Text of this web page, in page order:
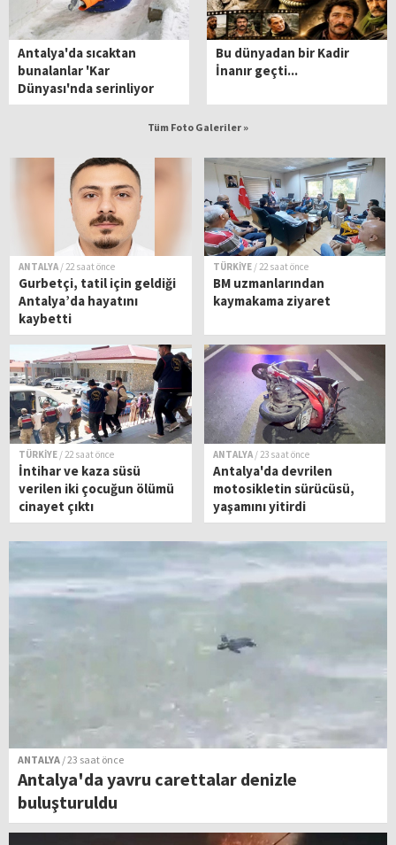
Antalya'da sıcaktan
bunalanlar 'Kar
Dünyası'nda serinliyor
Bu dünyadan bir Kadir
İnanır geçti...
Tüm Foto Galeriler »
ANTALYA / 22 saat önce
Gurbetçi, tatil için geldiği
Antalya’da hayatını
kaybetti
TÜRKİYE / 22 saat önce
BM uzmanlarından
kaymakama ziyaret
TÜRKİYE / 22 saat önce
İntihar ve kaza süsü
verilen iki çocuğun ölümü
cinayet çıktı
ANTALYA / 23 saat önce
Antalya'da devrilen
motosikletin sürücüsü,
yaşamını yitirdi
ANTALYA / 23 saat önce
Antalya'da yavru carettalar denizle
buluşturuldu